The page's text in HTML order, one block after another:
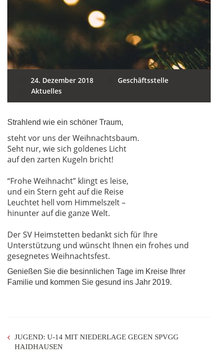
24. Dezember 2018
Geschäftsstelle
Aktuelles
Strahlend wie ein schöner Traum,
steht vor uns der Weihnachtsbaum.
Seht nur, wie sich goldenes Licht
auf den zarten Kugeln bricht!
“Frohe Weihnacht” klingt es leise,
und ein Stern geht auf die Reise
Leuchtet hell vom Himmelszelt –
hinunter auf die ganze Welt.
Der SV Heimstetten bedankt sich für Ihre
Unterstützung und wünscht Ihnen ein frohes und
gesegnetes Weihnachtsfest.
Genießen Sie die besinnlichen Tage im Kreise Ihrer
Familie und kommen Sie gesund ins Jahr 2019.
JUGEND: U-14 MIT NIEDERLAGE GEGEN SPVGG
HAIDHAUSEN